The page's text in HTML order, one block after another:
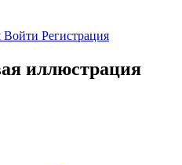
Войти Регистрация
иллюстрация